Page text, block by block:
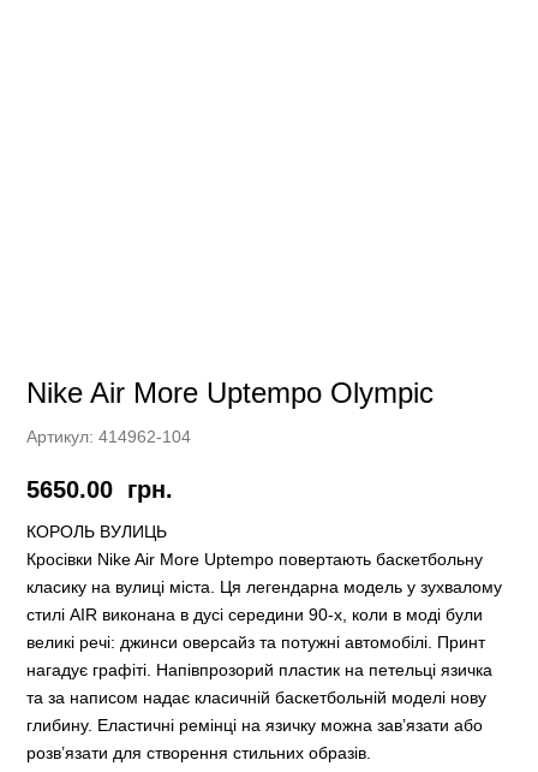
Nike Air More Uptempo Olympic
Артикул:414962-104
5650.00 грн.
КОРОЛЬ ВУЛИЦЬ
Кросівки Nike Air More Uptempo повертають баскетбольну
класику на вулиці міста. Ця легендарна модель у зухвалому
стилі AIR виконана в дусі середини 90-х, коли в моді були
великі речі: джинси оверсайз та потужні автомобілі. Принт
нагадує графіті. Напівпрозорий пластик на петельці язичка
та за написом надає класичній баскетбольній моделі нову
глибину. Еластичні ремінці на язичку можна зав’язати або
розв’язати для створення стильних образів.